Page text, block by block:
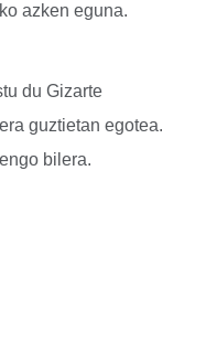
azken eguna.
du Gizarte
guztietan egotea.
bilera.